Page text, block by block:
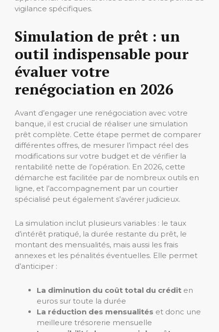
vigilance spécifiques.
Simulation de prêt : un
outil indispensable pour
évaluer votre
renégociation en 2026
Avant d’engager une renégociation avec votre
banque, il est crucial de réaliser une simulation
prêt complète. Cette étape permet de comparer
différentes offres, de mesurer l’impact réel des
modifications sur votre budget et de vérifier la
rentabilité nette de l’opération. En 2026, cette
démarche est facilitée par de nombreux outils en
ligne, et l’accompagnement par un courtier
spécialisé peut également s’avérer judicieux.
La simulation inclut plusieurs variables : le taux
d’intérêt pratiqué, la durée restante du prêt, le
montant des mensualités, mais aussi les frais
annexes et les pénalités éventuelles. Elle permet
d’anticiper :
La diminution du coût total du crédit en
euros sur toute la durée
La réduction des mensualités et donc une
meilleure trésorerie mensuelle